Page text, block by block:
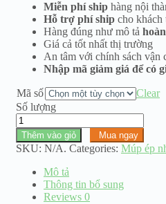
đến
Miễn phí ship hàng nội
Hỗ trợ phí ship cho khách
Hàng đúng như mô tả
Giá cả tốt nhất thị trường
An tâm với chính sách vận
Nhập mã giảm giá để có
Mã số
Clear
Số lượng
Múp
ép
nhựa
dẻo
máy
đứng
Thêm vào giỏ Mua ngay
SKU: N/A. Categories: Múp ép
Mô tả
Thông tin bổ sung
Reviews 0